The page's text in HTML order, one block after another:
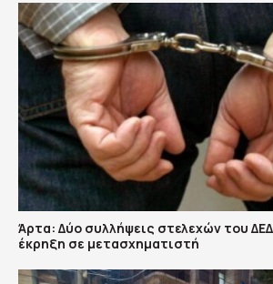
Άρτα: Δύο συλλήψεις στελεχών του
έκρηξη σε μετασχηματιστή